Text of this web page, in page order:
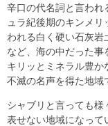
辛口の代名詞と言わ
ュラ紀後期のキンメ
われる白く硬い石灰
など、海の中だった事
キリッとミネラル豊か
不滅の名声を得た地域
シャブリと言っても
表せない地域になって